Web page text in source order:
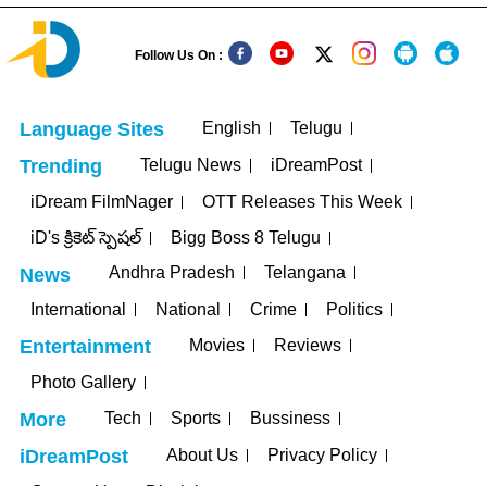
Follow Us On :
Language Sites English Telugu
Trending Telugu News
iDreamPost
iDream FilmNager
OTT Releases This Week
iD's క్రికెట్ స్పెషల్
Bigg Boss 8 Telugu
News Andhra Pradesh
Telangana
International
National Crime Politics
Entertainment Movies
Reviews
Photo Gallery
More Tech Sports Bussiness
iDreamPost About Us
Privacy Policy